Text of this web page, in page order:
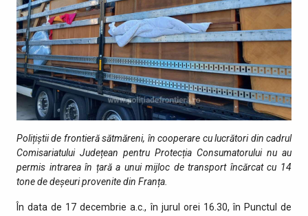
Polițiștii de frontieră sătmăreni, în cooperare cu lucrători din cadrul
Comisariatului Județean pentru Protecția Consumatorului nu au
permis intrarea în țară a unui mijloc de transport încărcat cu 14
tone de deșeuri provenite din Franța.
În data de 17 decembrie a.c., în jurul orei 16.30, în Punctul de